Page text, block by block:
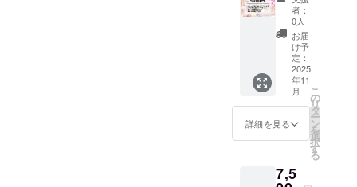
トＱＲ
コード
Live2d
の立ち
絵を
使った
スマー
トフォ
ン用待
ち受け
絵を
行公開
最古参
デザイ
ンの
IRIAM
で使え
るアイ
コンリ
ング、
ヘッ
ダー
ファミ
リー
者：
0人
お届
け予
定：
2025
年11
月
詳細を見る
こ
の
リ
タ
ー
ン
を
選
択
す
る
7,5